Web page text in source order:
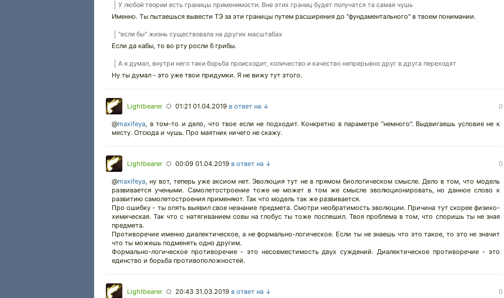
У любой теории есть границы применимости. Вне этих границ будет получатся та самая чушь
Именно. Ты пытаешься вывести ТЭ за эти границы путем расширения до "фундаментального" в твоем понимании.
"если бы" жизнь существовала на других масштабах
Если да кабы, то во рту росли б грибы.
А я думал, внутри него таки борьба происходит, количество и качество непрерывно друг в друга переходят
Ну ты думал - это уже твои придумки. Я не вижу тут этого.
Lightbearer ○ 01:21 01.04.2019 в ответ на ↓ 0
@maxifeya, в том-то и дело, что твое если не подходит. Конкретно в параметре "немного". Выдвигаешь условие не к
месту. Отсюда и чушь. Про маятник ничего не скажу.
Lightbearer ○ 00:09 01.04.2019 в ответ на ↓ 0
@maxifeya, ну вот, теперь уже аксиом нет. Эволюция тут не в прямом биологическом смысле. Дело в том, что модель
развивается учеными. Самолетостроение тоже не может в том же смысле эволюционировать, но данное слово к
развитию самолетостроения применяют. Так что модель так же развивается.
Про ошибку - ты опять выявил свое незнание предмета. Смотри необратимость эволюции. Причина тут скорее физико-
химическая. Так что с натягиванием совы на глобус ты тоже поспешил. Твоя проблема в том, что споришь ты не зная
предмета.
Противоречие именно диалектическое, а не формально-логическое. Если ты не знаешь что это такое, то это не значит
что ты можешь подменять одно другим.
Формально-логическое противоречие - это несовместимость двух суждений. Диалектическое противоречие - это
единство и борьба противоположностей.
Lightbearer ○ 20:43 31.03.2019 в ответ на ↓ 0